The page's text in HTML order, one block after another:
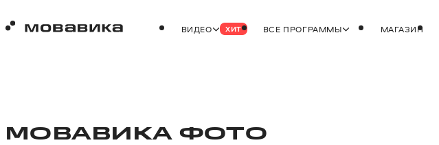
ВИДЕО ХИТ ВСЕ ПРОГРАММЫ МАГАЗИН
МОВАВИКА ФОТО